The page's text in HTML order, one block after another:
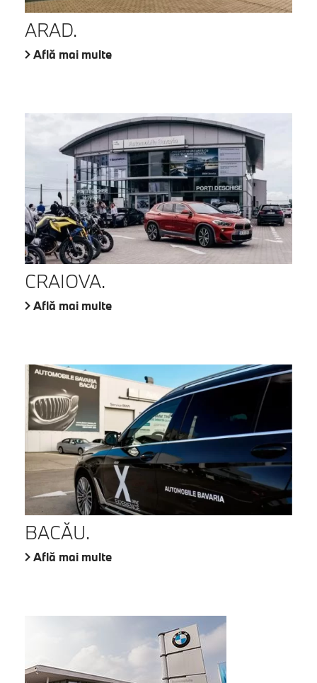
ARAD.
Află mai multe
CRAIOVA.
Află mai multe
BACĂU.
Află mai multe